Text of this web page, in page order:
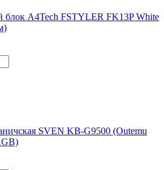
A4Tech FSTYLER FK13P White
SVEN KB-G9500 (Outemu